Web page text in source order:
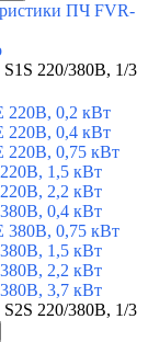
ПЧ FVR-
220/380В, 1/3
220В, 0,2 кВт
220В, 0,4 кВт
220В, 0,75 кВт
1,5 кВт
2,2 кВт
0,4 кВт
380В, 0,75 кВт
1,5 кВт
2,2 кВт
3,7 кВт
220/380В, 1/3